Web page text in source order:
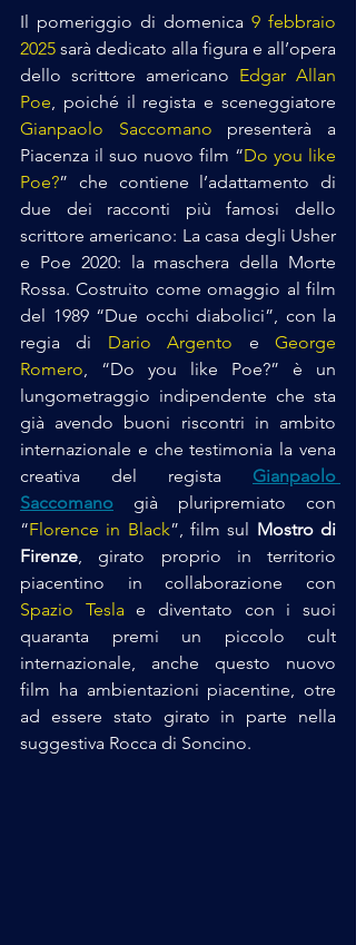
Il pomeriggio di domenica 9 febbraio
2025 sarà dedicato alla figura e all’opera
dello scrittore americano Edgar Allan
Poe
Gianpaolo Saccomano presenterà a
Piacenza il suo nuovo film “Do you like
Poe?” che contiene l’adattamento di
due dei racconti più famosi dello
scrittore americano: La casa degli Usher
e Poe 2020: la maschera della Morte
Rossa. Costruito come omaggio al film
del 1989 “Due occhi diabolici”, con la
regia di Dario Argento e George
Romero , “Do you like Poe?” è un
lungometraggio indipendente che sta
già avendo buoni riscontri in ambito
internazionale e che testimonia la vena
creativa del regista Gianpaolo
Saccomano già pluripremiato con
“Florence in Black”, film sul Mostro di
Firenze , girato proprio in territorio
Spazio Tesla e diventato con i suoi
quaranta premi un piccolo cult
internazionale, anche questo nuovo
film ha ambientazioni piacentine, otre
ad essere stato girato in parte nella
suggestiva Rocca di Soncino.